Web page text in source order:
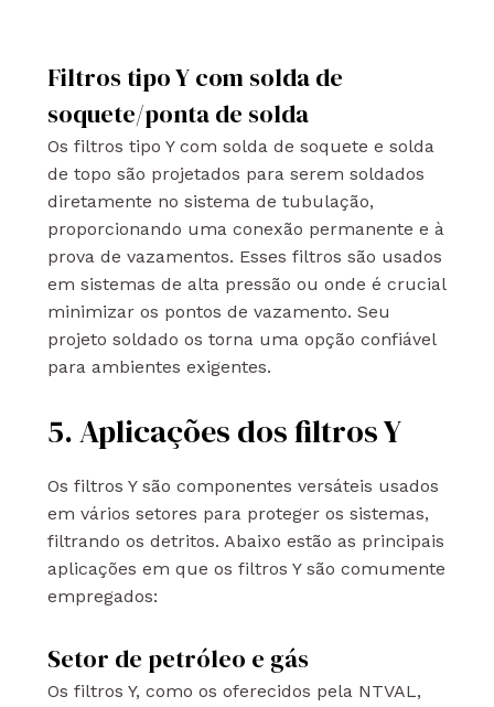
Filtros tipo Y com solda de
soquete/ponta de solda
Os filtros tipo Y com solda de soquete e solda
de topo são projetados para serem soldados
diretamente no sistema de tubulação,
proporcionando uma conexão permanente e à
prova de vazamentos. Esses filtros são usados
em sistemas de alta pressão ou onde é crucial
minimizar os pontos de vazamento. Seu
projeto soldado os torna uma opção confiável
para ambientes exigentes.
5. Aplicações dos filtros Y
Os filtros Y são componentes versáteis usados
em vários setores para proteger os sistemas,
filtrando os detritos. Abaixo estão as principais
aplicações em que os filtros Y são comumente
empregados:
Setor de petróleo e gás
Os filtros Y, como os oferecidos pela NTVAL,